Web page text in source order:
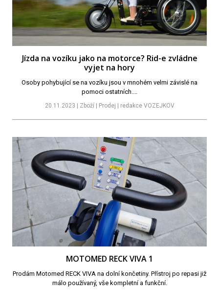
Jízda na vozíku jako na motorce? Rid-e zvládne
vyjet na hory
Osoby pohybující se na vozíku jsou v mnohém velmi závislé na
pomoci ostatních....
20.11.2023 | Zboží | Prodej | redakce VOZEJKOV
MOTOMED RECK VIVA 1
Prodám Motomed RECK VIVA na dolní končetiny. Přístroj po repasi již
málo používaný, vše kompletní a funkční.